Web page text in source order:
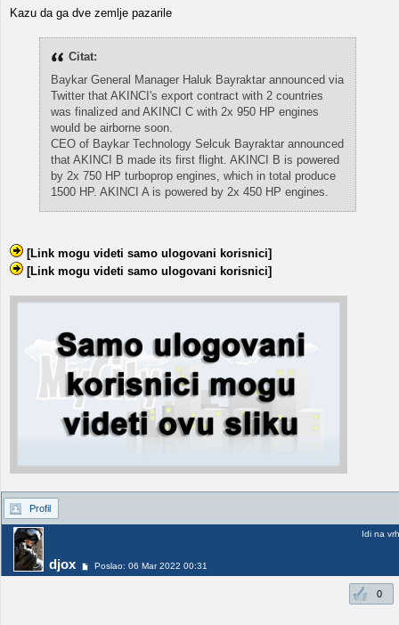
Kazu da ga dve zemlje pazarile
Citat:
Baykar General Manager Haluk Bayraktar announced via
Twitter that AKINCI's export contract with 2 countries
was finalized and AKINCI C with 2x 950 HP engines
would be airborne soon.
CEO of Baykar Technology Selcuk Bayraktar announced
that AKINCI B made its first flight. AKINCI B is powered
by 2x 750 HP turboprop engines, which in total produce
1500 HP. AKINCI A is powered by 2x 450 HP engines.
[Link mogu videti samo ulogovani korisnici]
[Link mogu videti samo ulogovani korisnici]
Profil
djox Poslao: 06 Mar 2022 00:31
Idi na vrh
0